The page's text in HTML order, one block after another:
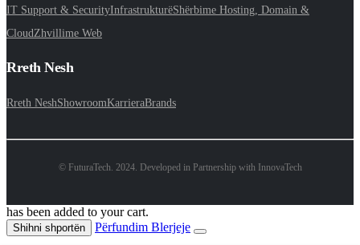
IT Support & SecurityInfrastrukturëShërbime Hosting, Domain &
Cloud Zhvillime Web
Rreth Nesh
Rreth NeshShowroomKarrieraBrands
© FuturaTech. 2024. Developed in Partnership with InnovaTech
has been added to your cart.
Shihni shportën Përfundim Blerjeje